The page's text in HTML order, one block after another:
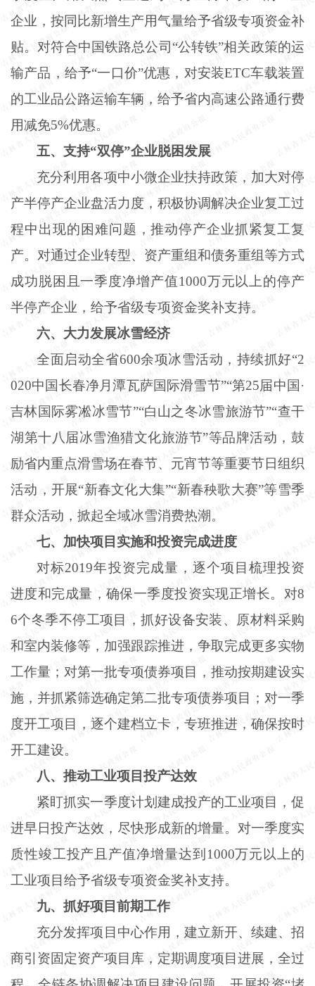
企业，按同比新增生产用气量给予省级专项资金补
贴。对符合中国铁路总公司“公转铁”相关政策的运
输产品，给予“一口价”优惠，对安装ETC车载装置
的工业品公路运输车辆，给予省内高速公路通行费
用减免5%优惠。
五、支持“双停”企业脱困发展
充分利用各项中小微企业扶持政策，加大对停
产半停产企业盘活力度，积极协调解决企业复工过
程中出现的困难问题，推动停产企业抓紧复工复
产。对通过企业转型、资产重组和债务重组等方式
成功脱困且一季度净增产值1000万元以上的停产
半停产企业，给予省级专项资金奖补支持。
六、大力发展冰雪经济
全面启动全省600余项冰雪活动，持续抓好“2
020中国长春净月潭瓦萨国际滑雪节”“第25届中国·
吉林国际雾凇冰雪节”“白山之冬冰雪旅游节”“查干
湖第十八届冰雪渔猎文化旅游节”等品牌活动，鼓
励省内重点滑雪场在春节、元宵节等重要节日组织
活动，开展“新春文化大集”“新春秧歌大赛”等雪季
群众活动，掀起全域冰雪消费热潮。
七、加快项目实施和投资完成进度
对标2019年投资完成量，逐个项目梳理投资
进度和完成量，确保一季度投资实现正增长。对8
6个冬季不停工项目，抓好设备安装、原材料采购
和室内装修等，加强跟踪推进，争取完成更多实物
工作量；对第一批专项债券项目，推动按期建设实
施，并抓紧筛选确定第二批专项债券项目；对一季
度开工项目，逐个建档立卡，专班推进，确保按时
开工建设。
八、推动工业项目投产达效
紧盯抓实一季度计划建成投产的工业项目，促
进早日投产达效，尽快形成新的增量。对一季度实
质性竣工投产且产值净增量达到 1000万元以上的
工业项目给予省级专项资金奖补支持。
九、抓好项目前期工作
充分发挥项目中心作用，建立新开、续建、招
商引资固定资产项目库，定期调度项目进展，全过